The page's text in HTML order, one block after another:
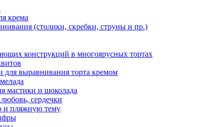
крема
(столики, скребки, струны и пр.)
конструкций в многоярусных тортах
для выравнивания торта кремом
мастики и шоколада
сердечки
и пляжную тему